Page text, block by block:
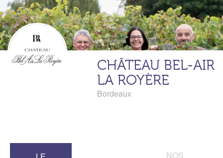
CHÂTEAU BEL-AIR
LA ROYÈRE
Bordeaux
NOS